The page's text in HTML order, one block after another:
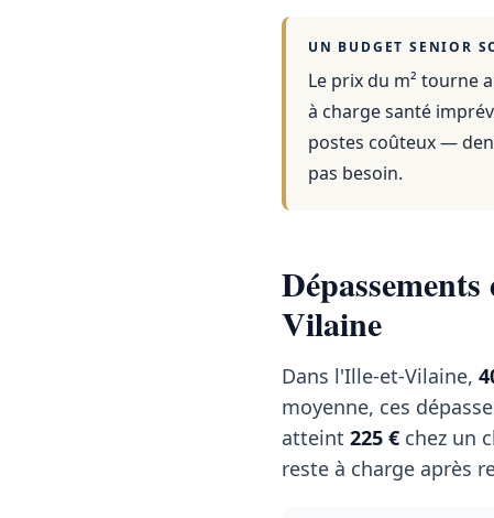
UN BUDGET SENIOR
Le prix du m² tourne
à charge santé
postes coûteux —
pas besoin.
Vilaine
Dans l'Ille-et-Vilaine,
moyenne, ces
atteint 225 € chez un
reste à charge après